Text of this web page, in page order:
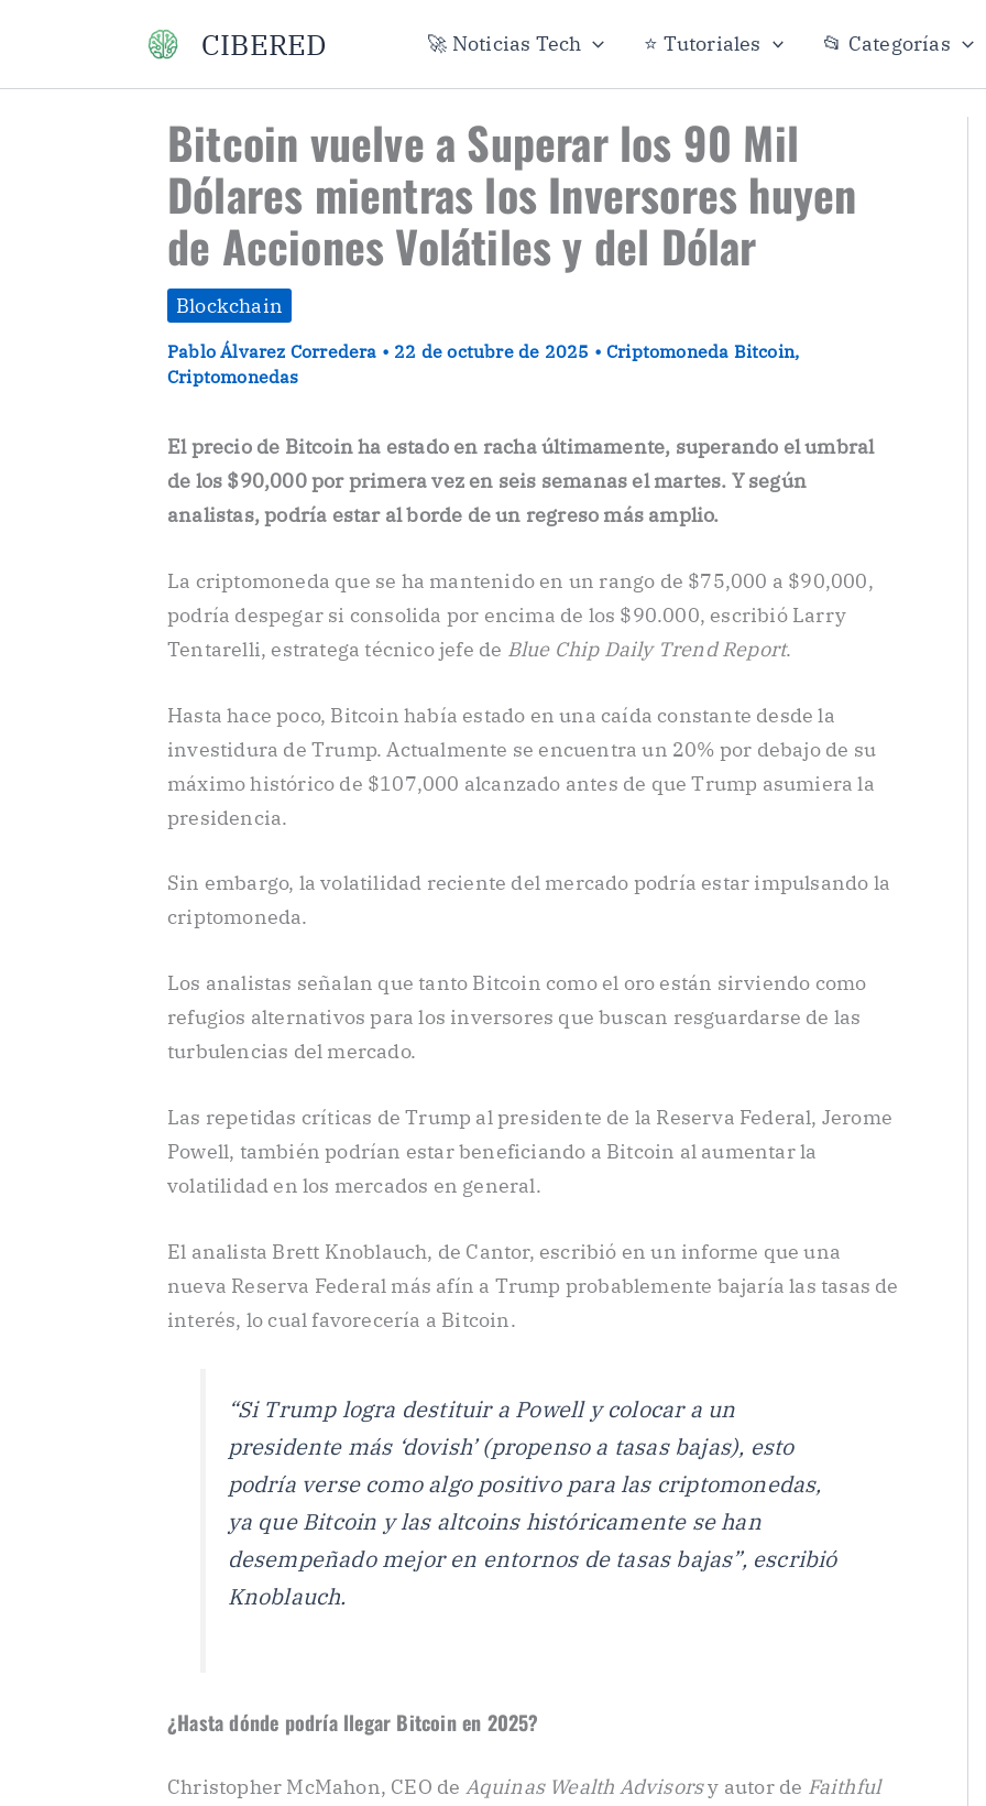
contenido
CIBERED 🚀 Noticias Tech ⭐ Tutoriales 📂 Categorías
Bitcoin vuelve a Superar los 90 Mil
Dólares mientras los Inversores huyen
de Acciones Volátiles y del Dólar
Blockchain
Pablo Álvarez Corredera • 22 de octubre de 2025 •Criptomoneda Bitcoin,
Criptomonedas
El precio de Bitcoin ha estado en racha últimamente, superando el umbral
de los $90,000 por primera vez en seis semanas el martes. Y según
analistas, podría estar al borde de un regreso más amplio.
La criptomoneda que se ha mantenido en un rango de $75,000 a $90,000,
podría despegar si consolida por encima de los $90.000, escribió Larry
Tentarelli, estratega técnico jefe de Blue Chip Daily Trend Report.
Hasta hace poco, Bitcoin había estado en una caída constante desde la
investidura de Trump. Actualmente se encuentra un 20% por debajo de su
máximo histórico de $107,000 alcanzado antes de que Trump asumiera la
presidencia.
Sin embargo, la volatilidad reciente del mercado podría estar impulsando la
criptomoneda.
Los analistas señalan que tanto Bitcoin como el oro están sirviendo como
refugios alternativos para los inversores que buscan resguardarse de las
turbulencias del mercado.
Las repetidas críticas de Trump al presidente de la Reserva Federal, Jerome
Powell, también podrían estar beneficiando a Bitcoin al aumentar la
volatilidad en los mercados en general.
El analista Brett Knoblauch, de Cantor, escribió en un informe que una
nueva Reserva Federal más afín a Trump probablemente bajaría las tasas de
interés, lo cual favorecería a Bitcoin.
“Si Trump logra destituir a Powell y colocar a un
presidente más ‘dovish’ (propenso a tasas bajas), esto
podría verse como algo positivo para las criptomonedas,
ya que Bitcoin y las altcoins históricamente se han
desempeñado mejor en entornos de tasas bajas”, escribió
Knoblauch.
¿Hasta dónde podría llegar Bitcoin en 2025?
Christopher McMahon, CEO de Aquinas Wealth Advisorsy autor de Faithful